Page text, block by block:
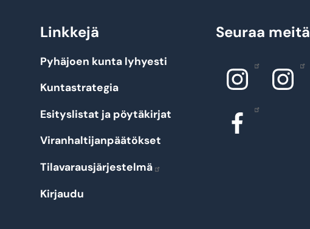
Linkkejä
Pyhäjoen kunta lyhyesti
Kuntastrategia
Esityslistat ja pöytäkirjat
Viranhaltijanpäätökset
Tilavarausjärjestelmä
Kirjaudu
Seuraa meitä